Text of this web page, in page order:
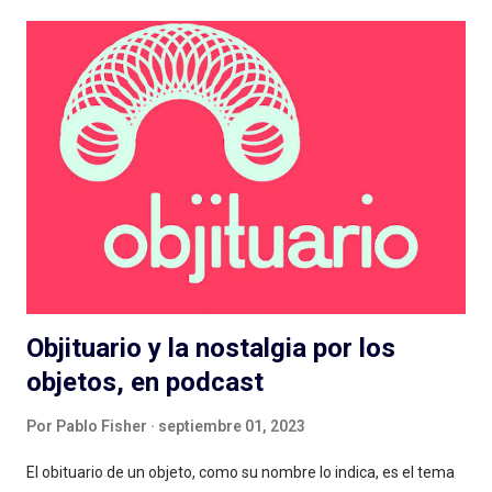
maratones/hackatones en las que producen un corto o juego
en tiempo récord, para esta edición de Estéreo creamos
nuestra primera Maratón de Podcast. Va a funcionar así: un
equipo de trabajo coordinado por Jeremías Juárez va a
guionar, producir, grabar y editar —en 48 horas— un episodio
piloto de un podcast de ficción que vamos a estrenar en el
evento de cierre del festival. Si vas a estar en Rosario durante
el festival, podés anotarte en alguno de los equipos: mesa de ...
Objituario y la nostalgia por los
objetos, en podcast
Por Pablo Fisher septiembre 01, 2023
El obituario de un objeto, como su nombre lo indica, es el tema